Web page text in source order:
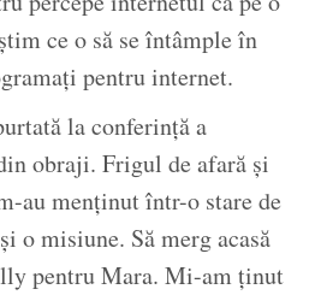
ce o să se întâmple în
pentru internet.
la conferință a
obraji. Frigul de afară și
au menținut într-o stare de
o misiune. Să merg acasă
pentru Mara. Mi-am ținut